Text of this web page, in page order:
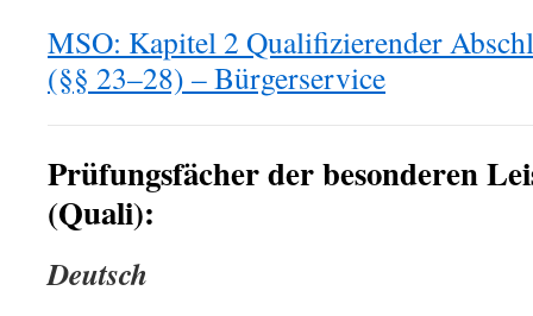
MSO: Kapitel 2 Qualifizierender
(§§ 23–28) – Bürgerservice
Prüfungsfächer der besonderen
(Quali):
Deutsch